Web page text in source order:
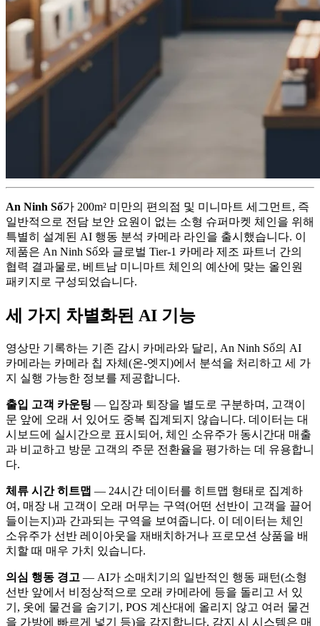
An Ninh Số가 200m² 미만의 편의점 및 미니마트 세그먼트, 즉
일반적으로 전담 보안 요원이 없는 소형 슈퍼마켓 체인을 위해
특별히 설계된 AI 행동 분석 카메라 라인을 출시했습니다. 이
제품은 An Ninh Số와 글로벌 Tier-1 카메라 제조 파트너 간의
협력 결과물로, 베트남 미니마트 체인의 예산에 맞는 올인원
패키지로 구성되었습니다.
세 가지 차별화된 AI 기능
영상만 기록하는 기존 감시 카메라와 달리, An Ninh Số의 AI
카메라는 카메라 칩 자체(온-엣지)에서 분석을 처리하고 세 가
지 실행 가능한 정보를 제공합니다.
출입 고객 카운팅 — 입장과 퇴장을 별도로 구분하며, 고객이
문 앞에 오래 서 있어도 중복 집계되지 않습니다. 데이터는 대
시보드에 실시간으로 표시되어, 체인 소유주가 동시간대 매출
과 비교하고 방문 고객의 주문 전환율을 평가하는 데 유용합니
다.
체류 시간 히트맵 — 24시간 데이터를 히트맵 형태로 집계하
여, 매장 내 고객이 오래 머무는 구역(어떤 선반이 고객을 끌어
들이는지)과 간과되는 구역을 보여줍니다. 이 데이터는 체인
소유주가 선반 레이아웃을 재배치하거나 프로모션 상품을 배
치할 때 매우 가치 있습니다.
의심 행동 경고 — AI가 소매치기의 일반적인 행동 패턴(소형
선반 앞에서 비정상적으로 오래 카메라에 등을 돌리고 서 있
기, 옷에 물건을 숨기기, POS 계산대에 올리지 않고 여러 물건
을 가방에 빠르게 넣기 등)을 감지합니다. 감지 시 시스템은 매